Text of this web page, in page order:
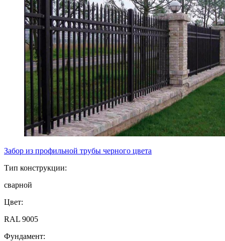
Забор из профильной трубы черного цвета
Тип конструкции:
сварной
Цвет:
RAL 9005
Фундамент: